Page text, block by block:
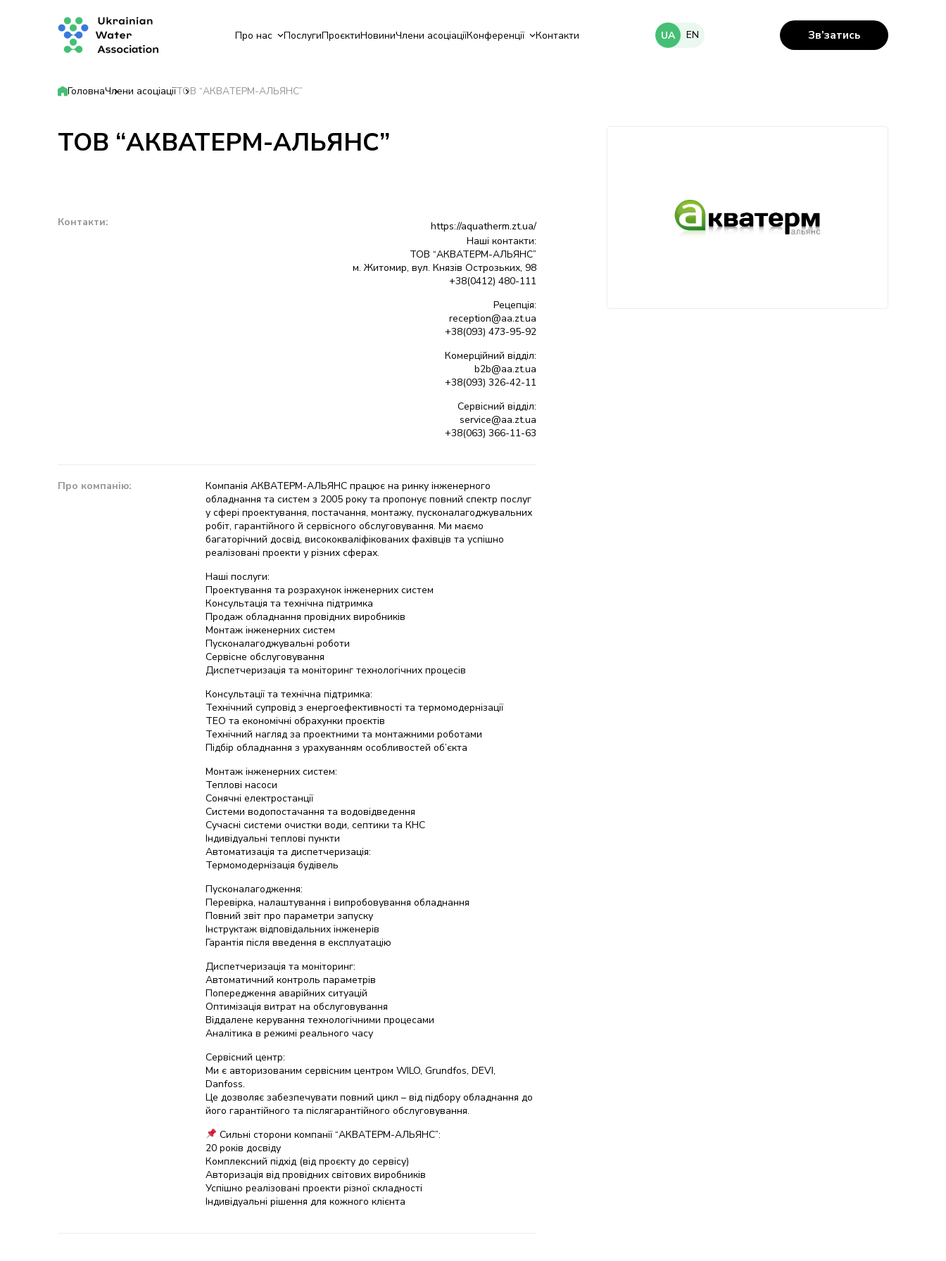
Про нас ПослугиПроєктиНовиниЧлени асоціаціїКонференції Контакти UA EN Зв’затись
ГоловнаЧлени асоціаціїТОВ “АКВАТЕРМ-АЛЬЯНС”
ТОВ “АКВАТЕРМ-АЛЬЯНС”
Контакти:
https://aquatherm.zt.ua/
Наші контакти:
ТОВ “АКВАТЕРМ-АЛЬЯНС”
м. Житомир, вул. Князів Острозьких, 98
+38(0412) 480-111
Рецепція:
reception@aa.zt.ua
+38(093) 473-95-92
Комерційний відділ:
b2b@aa.zt.ua
+38(093) 326-42-11
Сервісний відділ:
service@aa.zt.ua
+38(063) 366-11-63
Про компанію:
Компанія АКВАТЕРМ-АЛЬЯНС працює на ринку інженерного
обладнання та систем з 2005 року та пропонує повний спектр послуг
у сфері проектування, постачання, монтажу, пусконалагоджувальних
робіт, гарантійного й сервісного обслуговування. Ми маємо
багаторічний досвід, висококваліфікованих фахівців та успішно
реалізовані проекти у різних сферах.
Наші послуги:
Проектування та розрахунок інженерних систем
Консультація та технічна підтримка
Продаж обладнання провідних виробників
Монтаж інженерних систем
Пусконалагоджувальні роботи
Сервісне обслуговування
Диспетчеризація та моніторинг технологічних процесів
Консультації та технічна підтримка:
Технічний супровід з енергоефективності та термомодернізації
ТЕО та економічні обрахунки проєктів
Технічний нагляд за проектними та монтажними роботами
Підбір обладнання з урахуванням особливостей об’єкта
Монтаж інженерних систем:
Теплові насоси
Сонячні електростанції
Системи водопостачання та водовідведення
Сучасні системи очистки води, септики та КНС
Індивідуальні теплові пункти
Автоматизація та диспетчеризація:
Термомодернізація будівель
Пусконалагодження:
Перевірка, налаштування і випробовування обладнання
Повний звіт про параметри запуску
Інструктаж відповідальних інженерів
Гарантія після введення в експлуатацію
Диспетчеризація та моніторинг:
Автоматичний контроль параметрів
Попередження аварійних ситуацій
Оптимізація витрат на обслуговування
Віддалене керування технологічними процесами
Аналітика в режимі реального часу
Сервісний центр:
Ми є авторизованим сервісним центром WILO, Grundfos, DEVI,
Danfoss.
Це дозволяє забезпечувати повний цикл – від підбору обладнання до
його гарантійного та післягарантійного обслуговування.
Сильні сторони компанії “АКВАТЕРМ-АЛЬЯНС”:
20 років досвіду
Комплексний підхід (від проєкту до сервісу)
Авторизація від провідних світових виробників
Успішно реалізовані проекти різної складності
Індивідуальні рішення для кожного клієнта